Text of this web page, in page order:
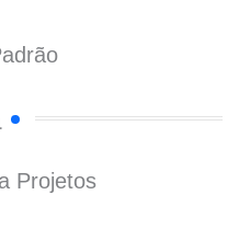
Projetos